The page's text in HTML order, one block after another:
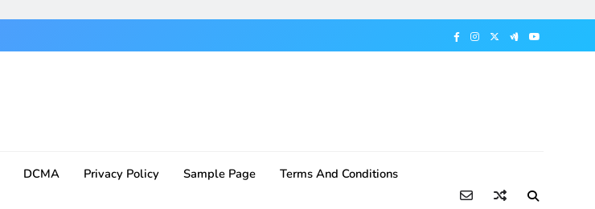
DCMA Privacy Policy Sample Page Terms And Conditions